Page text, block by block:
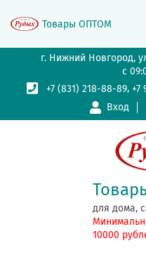
г. Нижний Новгород,
с
+7 (831) 218-88-89,+7
Вход
для дома,
10000
Товары ОПТОМ